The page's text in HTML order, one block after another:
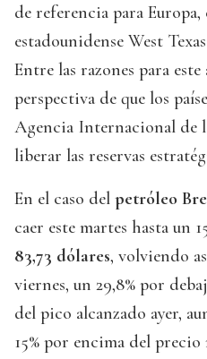
de referencia para
estadounidense West
Entre las razones para este
perspectiva de que los
Agencia Internacional de
liberar las reservas
En el caso del petróleo
caer este martes hasta un
83,73 dólares, volviendo
viernes, un 29,8% por
del pico alcanzado ayer,
15% por encima del